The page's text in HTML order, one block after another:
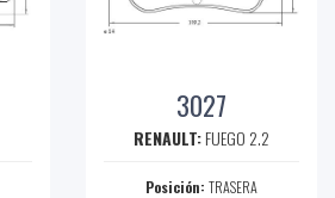
3027
RENAULT:FUEGO 2.2
Posición: TRASERA